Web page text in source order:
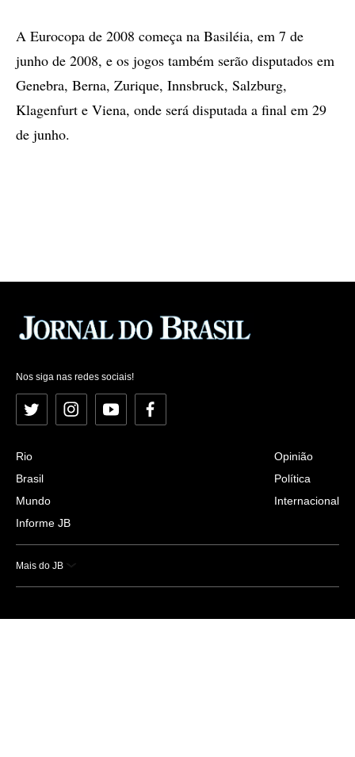
A Eurocopa de 2008 começa na Basiléia, em 7 de
junho de 2008, e os jogos também serão disputados em
Genebra, Berna, Zurique, Innsbruck, Salzburg,
Klagenfurt e Viena, onde será disputada a final em 29
de junho.
Nos siga nas redes sociais!
Twitter InstagramYouTubeFacebook
Rio
Brasil
Mundo
Informe JB
Opinião
Política
Internacional
Mais do JB
Esportes